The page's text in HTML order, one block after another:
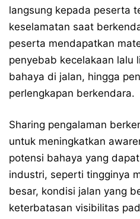
langsung kepada peserta
keselamatan saat
peserta mendapatkan
penyebab kecelakaan lalu
bahaya di jalan, hingga
perlengkapan berkendara.
Sharing pengalaman
untuk meningkatkan
potensi bahaya yang
industri, seperti tingginya
besar, kondisi jalan yang
keterbatasan visibilitas